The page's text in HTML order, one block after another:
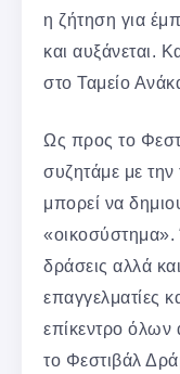
η ζήτηση για
και αυξάνεται.
στο Ταμείο
Ως προς το
συζητάμε με την
μπορεί να
«οικοσύστημα».
δράσεις αλλά
επαγγελματίες
επίκεντρο όλων
το Φεστιβάλ